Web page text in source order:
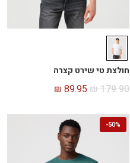
חולצת טי שירט קצרה
₪179.90
₪ 89.95
50%
-